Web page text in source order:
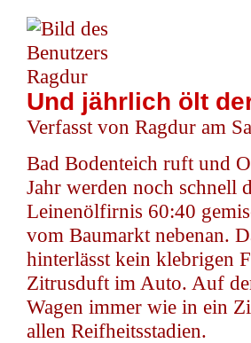
Und jährlich ölt
Verfasst von Ragdur am
Bad Bodenteich ruft und
Jahr werden noch schnell
Leinenölfirnis 60:40
vom Baumarkt nebenan.
hinterlässt kein klebrigen
Zitrusduft im Auto. Auf
Wagen immer wie in ein
allen Reifheitsstadien.